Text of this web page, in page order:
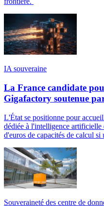
IA souveraine
La France candidate
Gigafactory soutenue
L'État se positionne pour
dédiée à l'intelligence artificielle
d'euros de capacités de calcul
Souveraineté des centre de